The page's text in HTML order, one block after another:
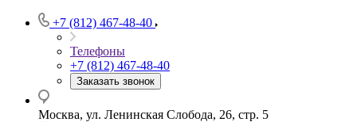
+7 (812) 467-48-40
Телефоны
+7 (812) 467-48-40
Заказать звонок
Москва, ул. Ленинская Слобода, 26, стр. 5